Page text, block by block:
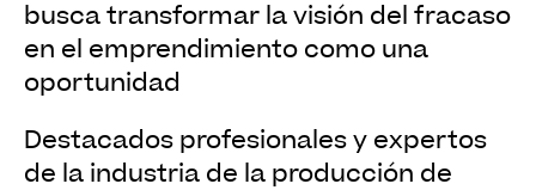
busca transformar la visión del fracaso
en el emprendimiento como una
oportunidad
Destacados profesionales y expertos
de la industria de la producción de